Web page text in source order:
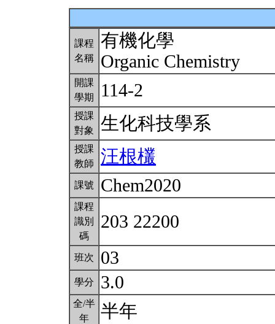
課程
名稱
有機化學
Organic Chemistry
開課
學期
114-2
授課
對象
生化科技學系
授課
教師
汪根欉
課號 Chem2020
課程
識別
碼
203 22200
班次 03
學分 3.0
全/半
年
半年